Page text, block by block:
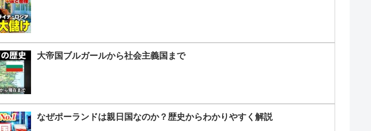
大帝国ブルガールから社会主義国まで
なぜポーランドは親日国なのか？歴史からわかりやすく解説